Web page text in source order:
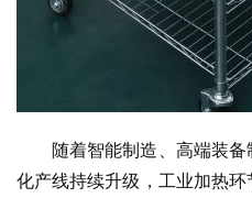
随着智能制造、高端装
化产线持续升级，工业加热环